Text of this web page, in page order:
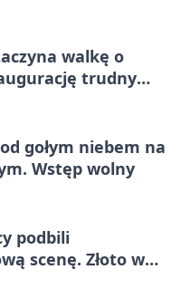
walkę o
trudny
gołym niebem na
Wstęp wolny
podbili
scenę. Złoto w